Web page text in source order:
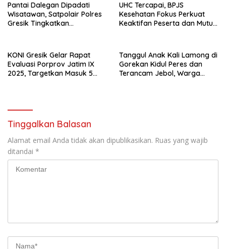
Pantai Dalegan Dipadati
Wisatawan, Satpolair Polres
Gresik Tingkatkan
UHC Tercapai, BPJS
Kesehatan Fokus Perkuat
Keaktifan Peserta dan Mutu
KONI Gresik Gelar Rapat
Evaluasi Porprov Jatim IX
2025, Targetkan Masuk 5
Tanggul Anak Kali Lamong di
Gorekan Kidul Peres dan
Terancam Jebol, Warga
Tinggalkan Balasan
Alamat email Anda tidak akan dipublikasikan. Ruas yang wajib
ditandai *